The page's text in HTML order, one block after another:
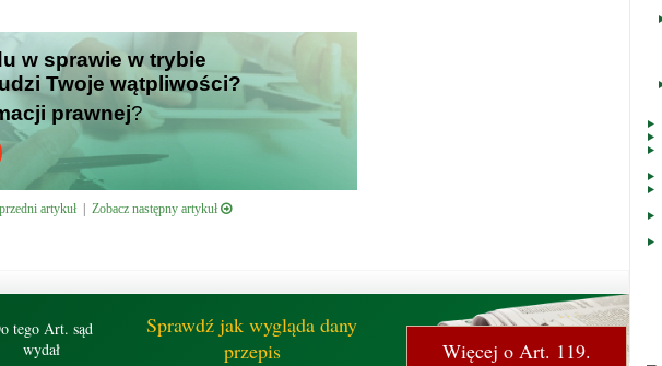
w sprawie w trybie
Twoje wątpliwości?
prawnej?
artykuł| Zobacz następny artykuł
tego Art. sąd
wydał
Sprawdź jak wygląda dany
przepis
Więcej o Art. 119.